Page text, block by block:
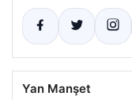
Yan Manşet